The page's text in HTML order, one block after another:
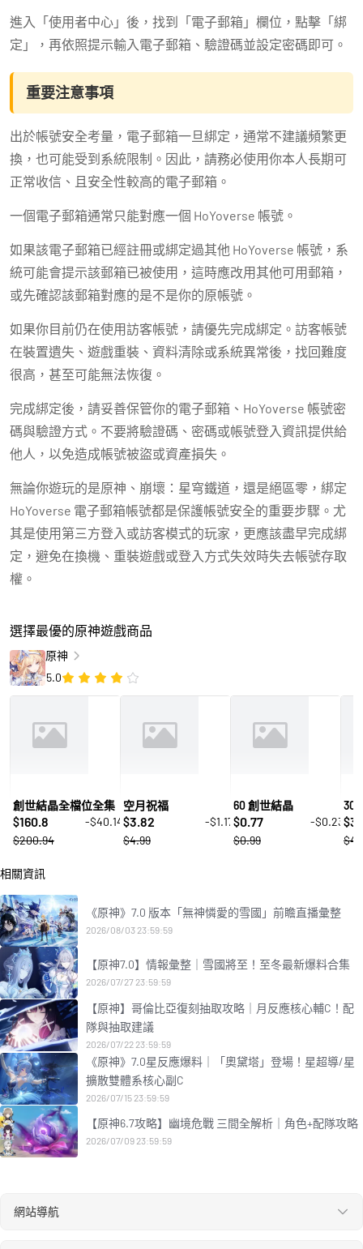
進入「使用者中心」後，找到「電子郵箱」欄位，點擊「綁
定」，再依照提示輸入電子郵箱、驗證碼並設定密碼即可。
重要注意事項
出於帳號安全考量，電子郵箱一旦綁定，通常不建議頻繁更
換，也可能受到系統限制。因此，請務必使用你本人長期可
正常收信、且安全性較高的電子郵箱。
一個電子郵箱通常只能對應一個 HoYoverse 帳號。
如果該電子郵箱已經註冊或綁定過其他 HoYoverse 帳號，系
統可能會提示該郵箱已被使用，這時應改用其他可用郵箱，
或先確認該郵箱對應的是不是你的原帳號。
如果你目前仍在使用訪客帳號，請優先完成綁定。訪客帳號
在裝置遺失、遊戲重裝、資料清除或系統異常後，找回難度
很高，甚至可能無法恢復。
完成綁定後，請妥善保管你的電子郵箱、HoYoverse 帳號密
碼與驗證方式。不要將驗證碼、密碼或帳號登入資訊提供給
他人，以免造成帳號被盜或資產損失。
無論你遊玩的是原神、崩壞：星穹鐵道，還是絕區零，綁定
HoYoverse 電子郵箱帳號都是保護帳號安全的重要步驟。尤
其是使用第三方登入或訪客模式的玩家，更應該盡早完成綁
定，避免在換機、重裝遊戲或登入方式失效時失去帳號存取
權。
選擇最優的原神遊戲商品
原神
5.0
創世結晶全檔位全集
$160.8
-$40.14
$200.94
空月祝福
$3.82
-$1.17
$4.99
60 創世結晶
$0.77
-$0.23
$0.99
$
相關資訊
《原神》7.0 版本「無神憐愛的雪國」前瞻直播彙整
2026/08/03 23:59:59
【原神7.0】情報彙整｜雪國將至！至冬最新爆料合集
2026/07/27 23:59:59
【原神】哥倫比亞復刻抽取攻略｜月反應核心輔C！配
隊與抽取建議
2026/07/22 23:59:59
《原神》7.0星反應爆料｜「奧黛塔」登場！星超導/星
擴散雙體系核心副C
2026/07/15 23:59:59
【原神6.7攻略】幽境危戰 三間全解析｜角色+配隊攻略
2026/07/09 23:59:59
網站導航